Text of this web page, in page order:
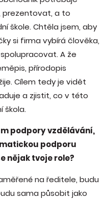
prezentovat, a to
škole. Chtěla jsem, aby
si firma vybírá člověka,
A že
přírodopis
Cílem tedy je vidět
a zjistit, co v této
škola.
podpory vzdělávání,
podporu
nějak tvoje role?
na ředitele, budu
sama působit jako